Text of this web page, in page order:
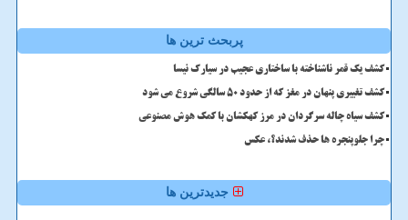
پربحث ترین ها
کشف یک قمر ناشناخته با ساختاری عجیب در سیارک نیسا
کشف تغییری پنهان در مغز که از حدود 50 سالگی شروع می شود
کشف سیاه چاله سرگردان در مرز کهکشان با کمک هوش مصنوعی
چرا جلوپنجره ها حذف شدند؟، عکس
جدیدترین ها